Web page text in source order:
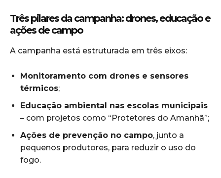
Três pilares da campanha: drones, educação e
ações de campo
A campanha está estruturada em três eixos:
Monitoramento com drones e sensores
térmicos;
Educação ambiental nas escolas municipais
– com projetos como “Protetores do Amanhã”;
Ações de prevenção no campo, junto a
pequenos produtores, para reduzir o uso do
fogo.